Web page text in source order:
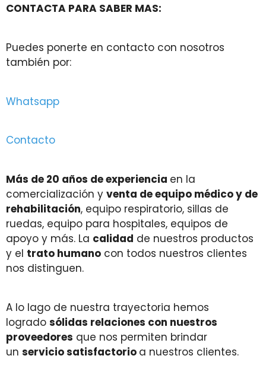
CONTACTA PARA SABER MAS:
Puedes ponerte en contacto con nosotros
también por:
Whatsapp
Contacto
Más de 20 años de experiencia en la
comercialización y venta de equipo médico y de
rehabilitación, equipo respiratorio, sillas de
ruedas, equipo para hospitales, equipos de
apoyo y más. La calidad de nuestros productos
y el trato humano con todos nuestros clientes
nos distinguen.
A lo lago de nuestra trayectoria hemos
logrado sólidas relaciones con nuestros
proveedores que nos permiten brindar
un servicio satisfactorio a nuestros clientes.